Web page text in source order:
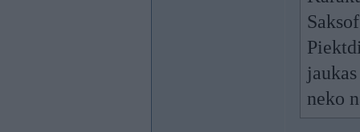
neko